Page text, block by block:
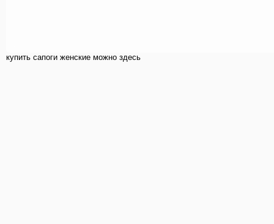
купить cапоги женские можно здесь